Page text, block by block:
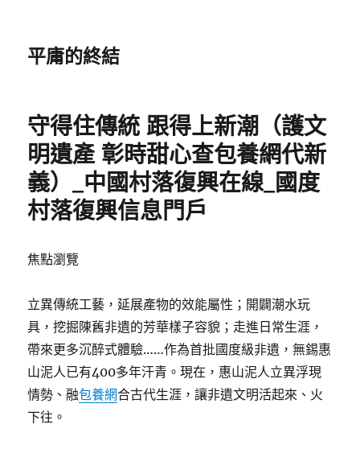
平庸的終結
守得住傳統 跟得上新潮（護文
明遺產 彰時甜心查包養網代新
義）_中國村落復興在線_國度
村落復興信息門戶
焦點瀏覽
立異傳統工藝，延展產物的效能屬性；開闢潮水玩
具，挖掘陳舊非遺的芳華樣子容貌；走進日常生涯，
帶來更多沉醉式體驗……作為首批國度級非遺，無錫惠
山泥人已有400多年汗青。現在，惠山泥人立異浮現
情勢、融包養網合古代生涯，讓非遺文明活起來、火
下往。